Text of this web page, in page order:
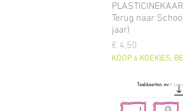
Terug naar
jaar)
Prijs
€ 4,50
KOOP 6 KOEKIES,